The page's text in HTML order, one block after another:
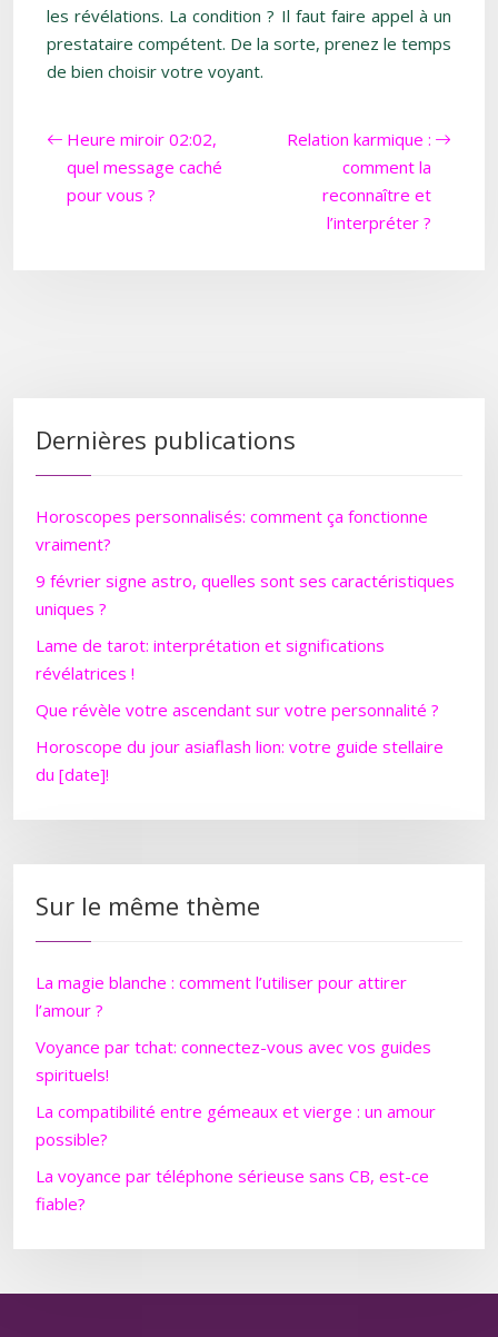
les révélations. La condition ? Il faut faire appel à un
prestataire compétent. De la sorte, prenez le temps
de bien choisir votre voyant.
Heure miroir 02:02,
quel message caché
pour vous ?
Relation karmique :
comment la
reconnaître et
l’interpréter ?
Dernières publications
Horoscopes personnalisés: comment ça fonctionne
vraiment?
9 février signe astro, quelles sont ses caractéristiques
uniques ?
Lame de tarot: interprétation et significations
révélatrices !
Que révèle votre ascendant sur votre personnalité ?
Horoscope du jour asiaflash lion: votre guide stellaire
du [date]!
Sur le même thème
La magie blanche : comment l’utiliser pour attirer
l’amour ?
Voyance par tchat: connectez-vous avec vos guides
spirituels!
La compatibilité entre gémeaux et vierge : un amour
possible?
La voyance par téléphone sérieuse sans CB, est-ce
fiable?